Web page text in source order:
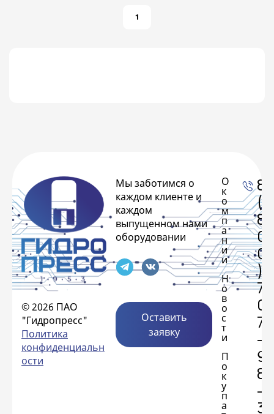
1
© 2026 ПАО
"Гидропресс"
Политика
конфиденциальн
ости
Мы заботимся о
каждом клиенте и
каждом
выпущенном нами
оборудовании
Оставить
заявку
О
к
о
м
п
а
н
и
и
Н
о
в
о
с
т
и
П
о
к
у
п
а
8
(
8
0
0
)
7
0
7
-
9
8
-
3